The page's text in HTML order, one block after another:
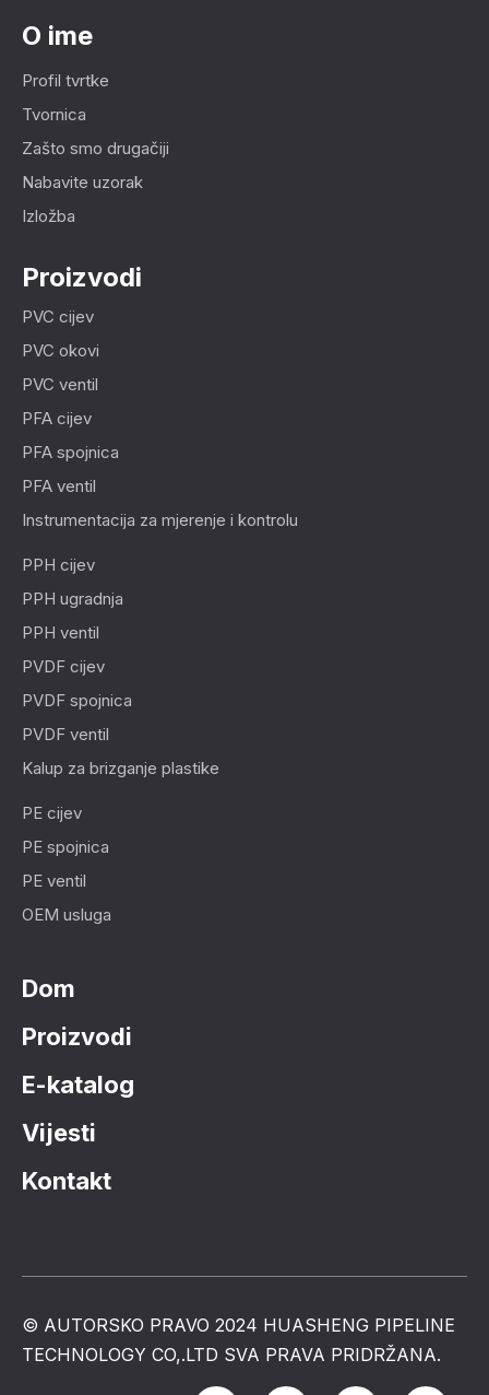
O ime
Profil tvrtke
Tvornica
Zašto smo drugačiji
Nabavite uzorak
Izložba
Proizvodi
PVC cijev
PVC okovi
PVC ventil
PFA cijev
PFA spojnica
PFA ventil
Instrumentacija za mjerenje i kontrolu
PPH cijev
PPH ugradnja
PPH ventil
PVDF cijev
PVDF spojnica
PVDF ventil
Kalup za brizganje plastike
PE cijev
PE spojnica
PE ventil
OEM usluga
Dom
Proizvodi
E-katalog
Vijesti
Kontakt
© AUTORSKO PRAVO 2024 HUASHENG PIPELINE
TECHNOLOGY CO,.LTD SVA PRAVA PRIDRŽANA.